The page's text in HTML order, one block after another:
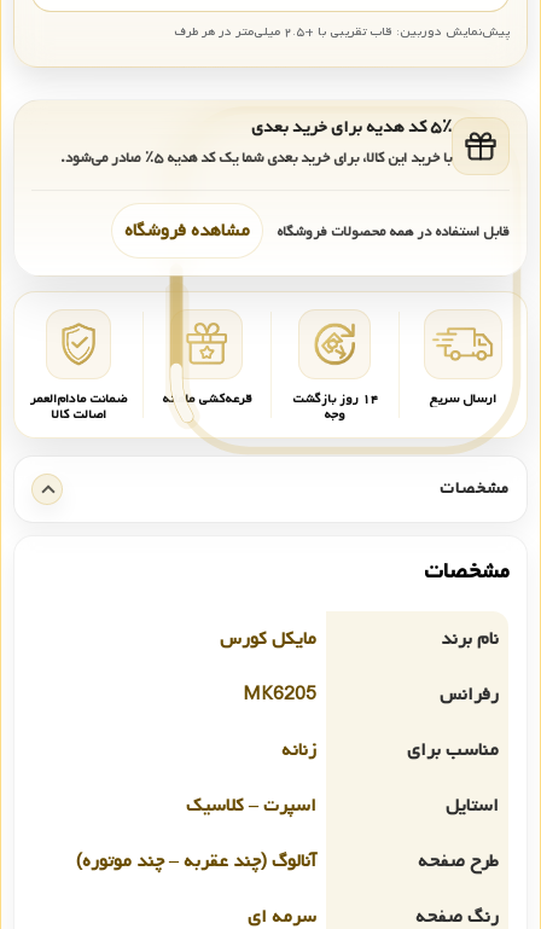
پیش‌نمایش دوربین: قاب تقریبی با +۲.۵ میلی‌متر در هر طرف
۵٪ کد هدیه برای خرید بعدی
با خرید این کالا، برای خرید بعدی شما یک کد هدیه۵٪ صادر می‌شود.
قابل استفاده در همه محصولات فروشگاه مشاهده فروشگاه
ارسال سریع ۱۴ روز بازگشت
وجه
قرعه‌کشی ماهانه ضمانت مادام‌العمر
اصالت کالا
مشخصات
مشخصات
نام برند
مایکل کورس
رفرانس
MK6205
مناسب برای
زنانه
استایل
اسپرت – کلاسیک
طرح صفحه
آنالوگ (چند عقربه – چند موتوره)
رنگ صفحه
سرمه ای